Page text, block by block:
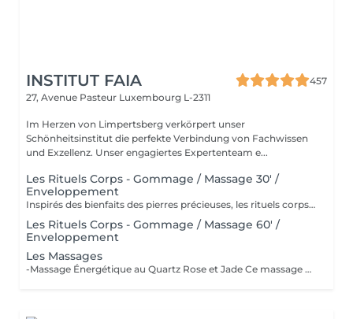
INSTITUT FAIA
457
27, Avenue Pasteur Luxembourg L-2311
Im Herzen von Limpertsberg verkörpert unser
Schönheitsinstitut die perfekte Verbindung von Fachwissen
und Exzellenz. Unser engagiertes Expertenteam e...
Les Rituels Corps - Gommage / Massage 30' /
Enveloppement
Inspirés des bienfaits des pierres précieuses, les rituels corps Gemology associent techniques de massage expertes et actifs minéraux pour offrir un moment de détente absolue. Chaque soin est conçu pour rééquilibrer, hydrater, raffermir ou détoxifier la peau, tout en apaisant le corps et l'esprit. Une expérience sensorielle unique, où luxe et efficacité se rencontrent pour révéler l'éclat naturel de votre peau.
Les Rituels Corps - Gommage / Massage 60' /
Enveloppement
Les Massages
-Massage Énergétique au Quartz Rose et Jade Ce massage unique associe la puissance vibratoire des pierres précieuses à des manuvres profondes et relaxantes. Grâce au quartz rose et au jade, il rééquilibre les énergies, relâche les tensions et réveille l'éclat intérieur. Un véritable soin holistique, pour le corps et l'esprit. -Massage Ressourçant Future Maman Spécialement conçu pour accompagner la femme enceinte en douceur, ce massage soulage les tensions, améliore la circulation et procure une profonde sensation de bien-être. Réalisé avec des mouvements enveloppants et des produits adaptés, il offre un moment précieux de connexion avec soi et avec bébé.